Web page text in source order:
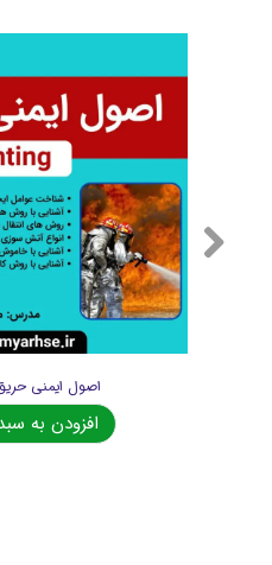
اصول ایمنی
افزودن به